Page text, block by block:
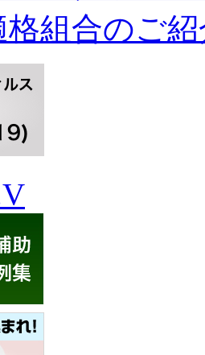
格組合のご